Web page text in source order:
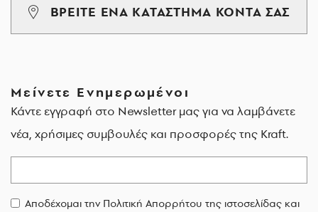
ΒΡΕΙΤΕ ΕΝΑ ΚΑΤΑΣΤΗΜΑ ΚΟΝΤΑ ΣΑΣ
Μείνετε Ενημερωμένοι
Κάντε εγγραφή στο Newsletter μας για να λαμβάνετε
νέα, χρήσιμες συμβουλές και προσφορές της Kraft.
Αποδέχομαι την Πολιτική Απορρήτου της ιστοσελίδας και